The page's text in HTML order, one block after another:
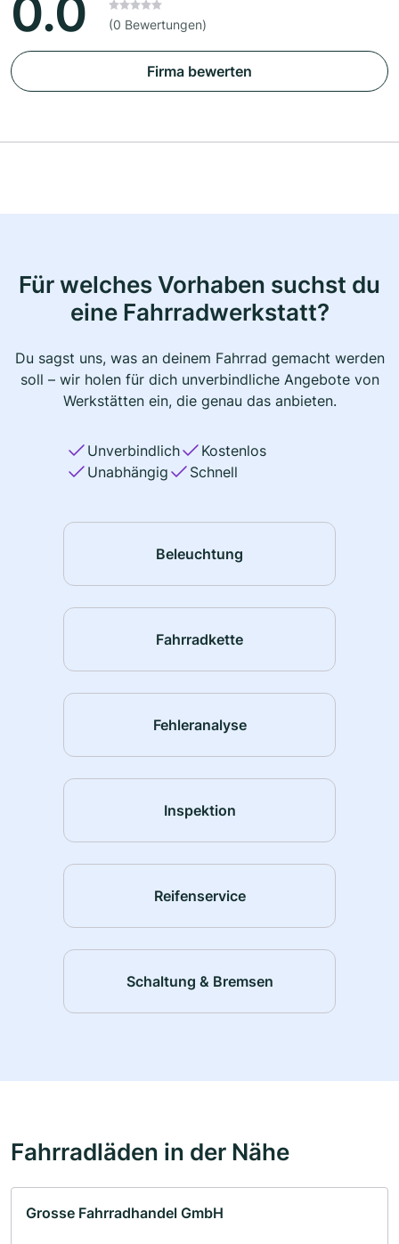
0.0 (0 Bewertungen)
Firma bewerten
Für welches Vorhaben suchst du
eine Fahrradwerkstatt?
Du sagst uns, was an deinem Fahrrad gemacht werden
soll – wir holen für dich unverbindliche Angebote von
Werkstätten ein, die genau das anbieten.
Unverbindlich
Kostenlos
Unabhängig
Schnell
Beleuchtung
Fahrradkette
Fehleranalyse
Inspektion
Reifenservice
Schaltung & Bremsen
Fahrradläden in der Nähe
Grosse Fahrradhandel GmbH